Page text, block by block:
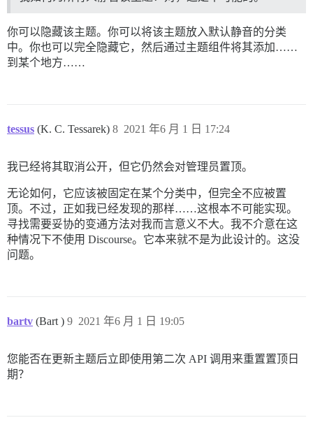
你可以隐藏该主题。你可以将该主题放入默认静音的分类
中。你也可以完全隐藏它，然后通过主题组件将其添加……
到某个地方……
tessus (K. C. Tessarek) 2021 年6 月 1 日 17:24
8
我已经将其取消公开，但它仍然会对管理员置顶。
无论如何，它应该被固定在某个分类中，但完全不应被置
顶。不过，正如我已经发现的那样……这根本不可能实现。
寻找需要妥协的变通方法对我而言意义不大。我不介意在这
种情况下不使用 Discourse。它本来就不是为此设计的。这没
问题。
bartv (Bart ) 2021 年6 月 1 日 19:05
9
您能否在更新主题后立即使用第二次 API 调用来重置置顶日
期？